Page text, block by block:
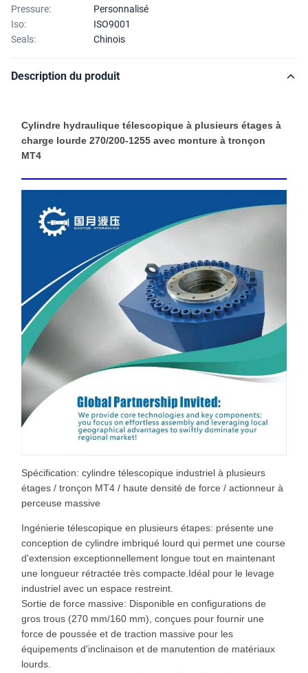
Pressure:
Personnalisé
Iso:
ISO9001
Seals:
Chinois
Description du produit
Cylindre hydraulique télescopique à plusieurs étages à
charge lourde 270/200-1255 avec monture à tronçon
MT4
Spécification: cylindre télescopique industriel à plusieurs
étages / tronçon MT4 / haute densité de force / actionneur à
perceuse massive
Ingénierie télescopique en plusieurs étapes: présente une
conception de cylindre imbriqué lourd qui permet une course
d'extension exceptionnellement longue tout en maintenant
une longueur rétractée très compacte.Idéal pour le levage
industriel avec un espace restreint.
Sortie de force massive: Disponible en configurations de
gros trous (270 mm/160 mm), conçues pour fournir une
force de poussée et de traction massive pour les
équipements d'inclinaison et de manutention de matériaux
lourds.